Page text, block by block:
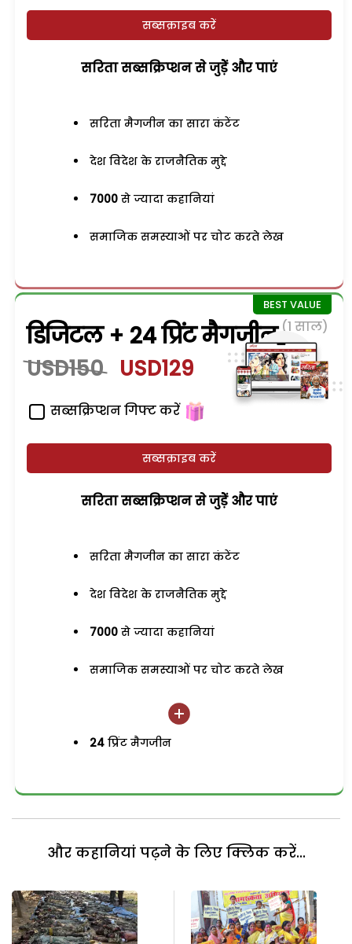
सब्सक्राइब करें
सरिता सब्सक्रिप्शन से जुड़ेें और पाएं
सरिता मैगजीन का सारा कंटेंट
देश विदेश के राजनैतिक मुद्दे
7000 से ज्यादा कहानियां
समाजिक समस्याओं पर चोट करते लेख
डिजिटल + 24 प्रिंट मैगजीन (1 साल)
USD150 USD129
सब्सक्रिप्शन गिफ्ट करें
सब्सक्राइब करें
सरिता सब्सक्रिप्शन से जुड़ेें और पाएं
सरिता मैगजीन का सारा कंटेंट
देश विदेश के राजनैतिक मुद्दे
7000 से ज्यादा कहानियां
समाजिक समस्याओं पर चोट करते लेख
24 प्रिंट मैगजीन
और कहानियां पढ़ने के लिए क्लिक करें...